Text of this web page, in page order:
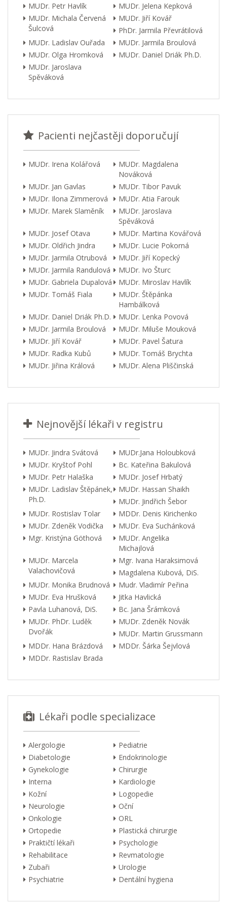
MUDr. Petr Havlík
MUDr. Jelena Kepková
MUDr. Michala Červená
Šulcová
MUDr. Jiří Kovář
PhDr. Jarmila Převrátilová
MUDr. Ladislav Ouřada
MUDr. Jarmila Broulová
MUDr. Olga Hromková
MUDr. Daniel Driák Ph.D.
MUDr. Jaroslava
Spěváková
Pacienti nejčastěji doporučují
MUDr. Irena Kolářová
MUDr. Magdalena
Nováková
MUDr. Jan Gavlas
MUDr. Tibor Pavuk
MUDr. Ilona Zimmerová
MUDr. Atia Farouk
MUDr. Marek Slaměník
MUDr. Jaroslava
Spěváková
MUDr. Josef Otava
MUDr. Martina Kovářová
MUDr. Oldřich Jindra
MUDr. Lucie Pokorná
MUDr. Jarmila Otrubová
MUDr. Jiří Kopecký
MUDr. Jarmila Randulová
MUDr. Ivo Šturc
MUDr. Gabriela Dupalová
MUDr. Miroslav Havlík
MUDr. Tomáš Fiala
MUDr. Štěpánka
Hambálková
MUDr. Daniel Driák Ph.D.
MUDr. Lenka Povová
MUDr. Jarmila Broulová
MUDr. Miluše Mouková
MUDr. Jiří Kovář
MUDr. Pavel Šatura
MUDr. Radka Kubů
MUDr. Tomáš Brychta
MUDr. Jiřina Králová
MUDr. Alena Pliščinská
Nejnovější lékaři v registru
MUDr. Jindra Svátová
MUDr.Jana Holoubková
MUDr. Kryštof Pohl
Bc. Kateřina Bakulová
MUDr. Petr Halaška
MUDr. Josef Hrbatý
MUDr. Ladislav Štěpánek,
Ph.D.
MUDr. Hassan Shaikh
MUDr. Jindřich Šebor
MUDr. Rostislav Tolar
MDDr. Denis Kirichenko
MUDr. Zdeněk Vodička
MUDr. Eva Suchánková
Mgr. Kristýna Göthová
MUDr. Angelika
Michajlová
MUDr. Marcela
Valachovičová
Mgr. Ivana Haraksimová
Magdalena Kubová, DiS.
MUDr. Monika Brudnová
Mudr. Vladimír Peřina
MUDr. Eva Hrušková
Jitka Havlická
Pavla Luhanová, DiS.
Bc. Jana Šrámková
MUDr. PhDr. Luděk
Dvořák
MUDr. Zdeněk Novák
MUDr. Martin Grussmann
MDDr. Hana Brázdová
MDDr. Šárka Šejvlová
MDDr. Rastislav Brada
Lékaři podle specializace
Alergologie
Pediatrie
Diabetologie
Endokrinologie
Gynekologie
Chirurgie
Interna
Kardiologie
Kožní
Logopedie
Neurologie
Oční
Onkologie
ORL
Ortopedie
Plastická chirurgie
Praktičtí lékaři
Psychologie
Rehabilitace
Revmatologie
Zubaři
Urologie
Psychiatrie
Dentální hygiena